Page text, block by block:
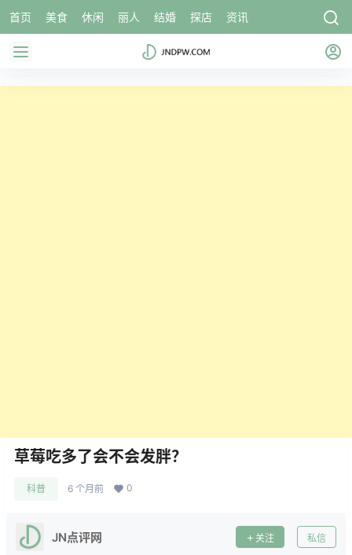
首页 美食 休闲 丽人 结婚 探店 资讯
草莓吃多了会不会发胖？
科普 6 个月前 0
JN点评网 关注 私信